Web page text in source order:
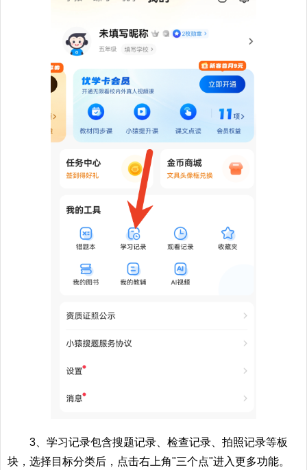
3、学习记录包含搜题记录、检查记录、拍照记录等板
块，选择目标分类后，点击右上角"三个点"进入更多功能。